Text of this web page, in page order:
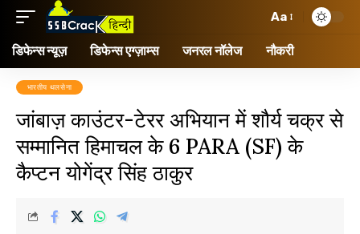
Aa
डिफेन्स न्यूज़ डिफेन्स एग्ज़ाम्स जनरल नॉलेज नौकरी
भारतीय थलसेना
जांबाज़ काउंटर-टेरर अभियान में शौर्य चक्र से
सम्मानित हिमाचल के 6 PARA (SF) के
कैप्टन योगेंद्र सिंह ठाकुर